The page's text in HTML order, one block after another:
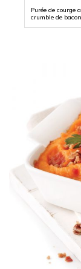
Purée de courge
crumble de bacon